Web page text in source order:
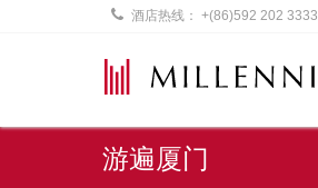
酒店热线： +(86)592 202 3333
游遍厦门